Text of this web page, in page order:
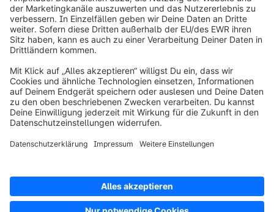
Produkt
Lösungen
Partner
Entwickler
Ressourcen
DatenschutzImpressumDigital Services Act (DSA)